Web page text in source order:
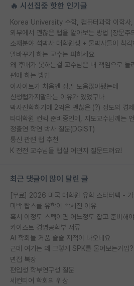
🔥 시선집중 핫한 인기글
외부에서 괜찮은 랩을 알아보는 방법 (장문주
소재분야 석박사 대학원생 + 물박사들이 착각
말바꾸기 하는 교수는 피하세요
편애 하는 방법
이사이트가 처음엔 정말 도움많이됐는데
신생랩가지말라는 이유가 있었구나
정출연 학연 박사 질문(DGIST)
통신 관련 랩 추천
K 전전 교수님들 랩실 어떤지 질문드려요!
최근 댓글이 많이 달린 글
미박 탑스쿨 유학이 빡세진 이유
혹시 이정도 스펙이면 어느정도 잡고 준비해
카이스트 경영공학부 서류
AI 학회들 거품 슬슬 지적이 나오네요
근데 여기는 왜 그렇게 SPK를 물어보는거임?
면접 복장
편입생 학부연구생 질문
세컨티어 학회의 위상